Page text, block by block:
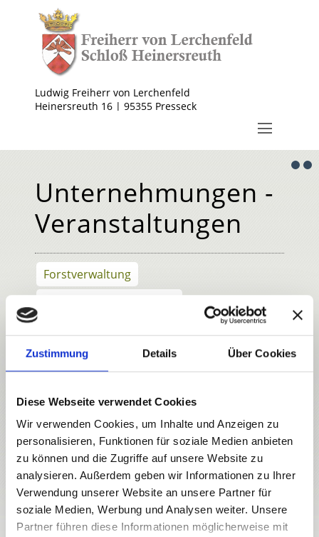
Zustimmung Details Über Cookies
Diese Webseite verwendet Cookies
Wir verwenden Cookies, um Inhalte und Anzeigen zu
personalisieren, Funktionen für soziale Medien anbieten
zu können und die Zugriffe auf unsere Website zu
analysieren. Außerdem geben wir Informationen zu Ihrer
Verwendung unserer Website an unsere Partner für
soziale Medien, Werbung und Analysen weiter. Unsere
Partner führen diese Informationen möglicherweise mit
Ludwig Freiherr von Lerchenfeld
Heinersreuth 16 | 95355 Presseck
Unternehmungen -
Veranstaltungen
Forstverwaltung
Forstbetreuung
Holzeinschlag
Weinverkauf
Ludwig Freiherr von Lerchenfeld
Traumhochzeit